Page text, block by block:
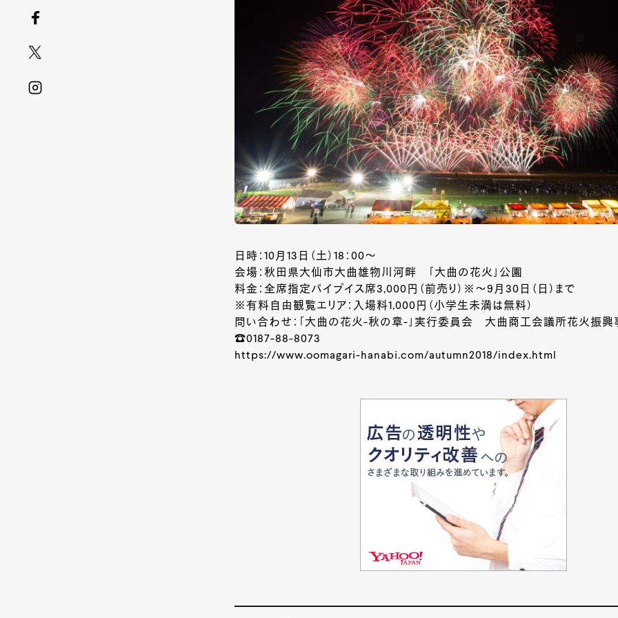
日時：10月13日（土）18：00～
会場：秋田県大仙市大曲雄物川河畔 「大曲の花火」公園
料金：全席指定パイプイス席3,000円（前売り）※～9月30日（日）まで
※有料自由観覧エリア：入場料1,000円（小学生未満は無料）
問い合わせ：「大曲の花火-秋の章-」実行委員会 大曲商工会議所花火振興
☎0187-88-8073
https://www.oomagari-hanabi.com/autumn2018/index.html